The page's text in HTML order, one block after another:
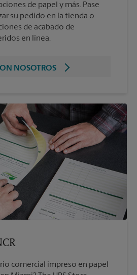
de papel y más. Pase
su pedido en la tienda o
de acabado de
en línea.
NOSOTROS
comercial impreso en papel